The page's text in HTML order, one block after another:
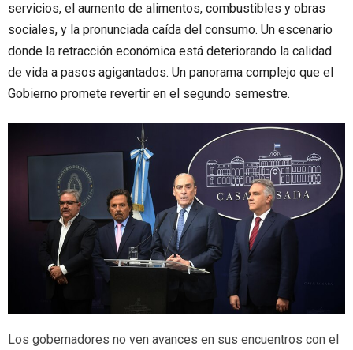
servicios, el aumento de alimentos, combustibles y obras
sociales, y la pronunciada caída del consumo. Un escenario
donde la retracción económica está deteriorando la calidad
de vida a pasos agigantados. Un panorama complejo que el
Gobierno promete revertir en el segundo semestre.
Los gobernadores no ven avances en sus encuentros con el